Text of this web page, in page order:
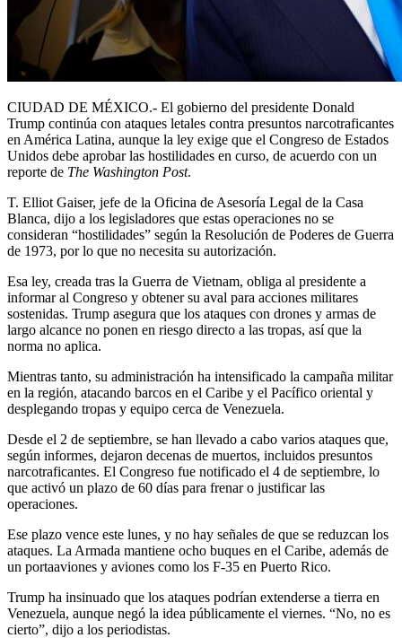
CIUDAD DE MÉXICO.- El gobierno del presidente Donald
Trump continúa con ataques letales contra presuntos narcotraficantes
en América Latina, aunque la ley exige que el Congreso de Estados
Unidos debe aprobar las hostilidades en curso, de acuerdo con un
reporte de The Washington Post.
T. Elliot Gaiser, jefe de la Oficina de Asesoría Legal de la Casa
Blanca, dijo a los legisladores que estas operaciones no se
consideran “hostilidades” según la Resolución de Poderes de Guerra
de 1973, por lo que no necesita su autorización.
Esa ley, creada tras la Guerra de Vietnam, obliga al presidente a
informar al Congreso y obtener su aval para acciones militares
sostenidas. Trump asegura que los ataques con drones y armas de
largo alcance no ponen en riesgo directo a las tropas, así que la
norma no aplica.
Mientras tanto, su administración ha intensificado la campaña militar
en la región, atacando barcos en el Caribe y el Pacífico oriental y
desplegando tropas y equipo cerca de Venezuela.
Desde el 2 de septiembre, se han llevado a cabo varios ataques que,
según informes, dejaron decenas de muertos, incluidos presuntos
narcotraficantes. El Congreso fue notificado el 4 de septiembre, lo
que activó un plazo de 60 días para frenar o justificar las
operaciones.
Ese plazo vence este lunes, y no hay señales de que se reduzcan los
ataques. La Armada mantiene ocho buques en el Caribe, además de
un portaaviones y aviones como los F-35 en Puerto Rico.
Trump ha insinuado que los ataques podrían extenderse a tierra en
Venezuela, aunque negó la idea públicamente el viernes. “No, no es
cierto”, dijo a los periodistas.